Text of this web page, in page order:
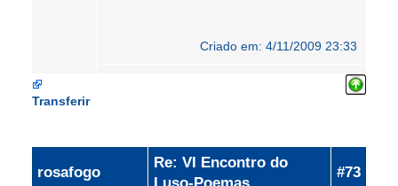
Criado em: 4/11/2009 23:33
Transferir
rosafogo
Re: VI Encontro do
#73